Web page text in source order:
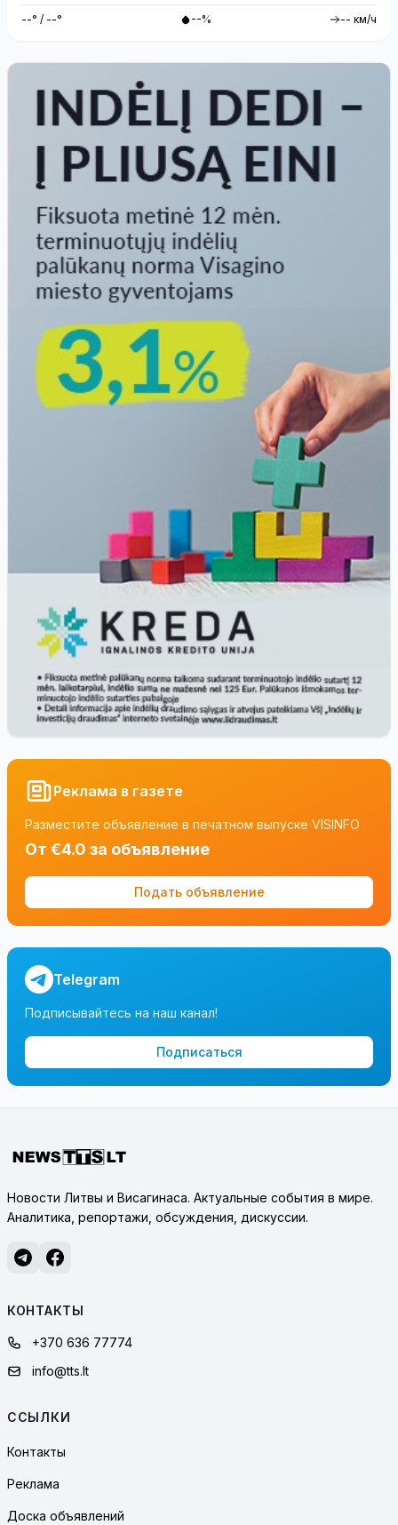
--° / --° --% -- км/ч
Реклама в газете
Разместите объявление в печатном выпуске VISINFO
От €4.0 за объявление
Подать объявление
Telegram
Подписывайтесь на наш канал!
Подписаться
Новости Литвы и Висагинаса. Актуальные события в мире.
Аналитика, репортажи, обсуждения, дискуссии.
КОНТАКТЫ
+370 636 77774
info@tts.lt
ССЫЛКИ
Контакты
Реклама
Доска объявлений